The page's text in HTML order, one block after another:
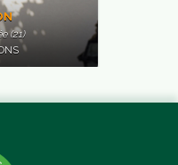
(21)